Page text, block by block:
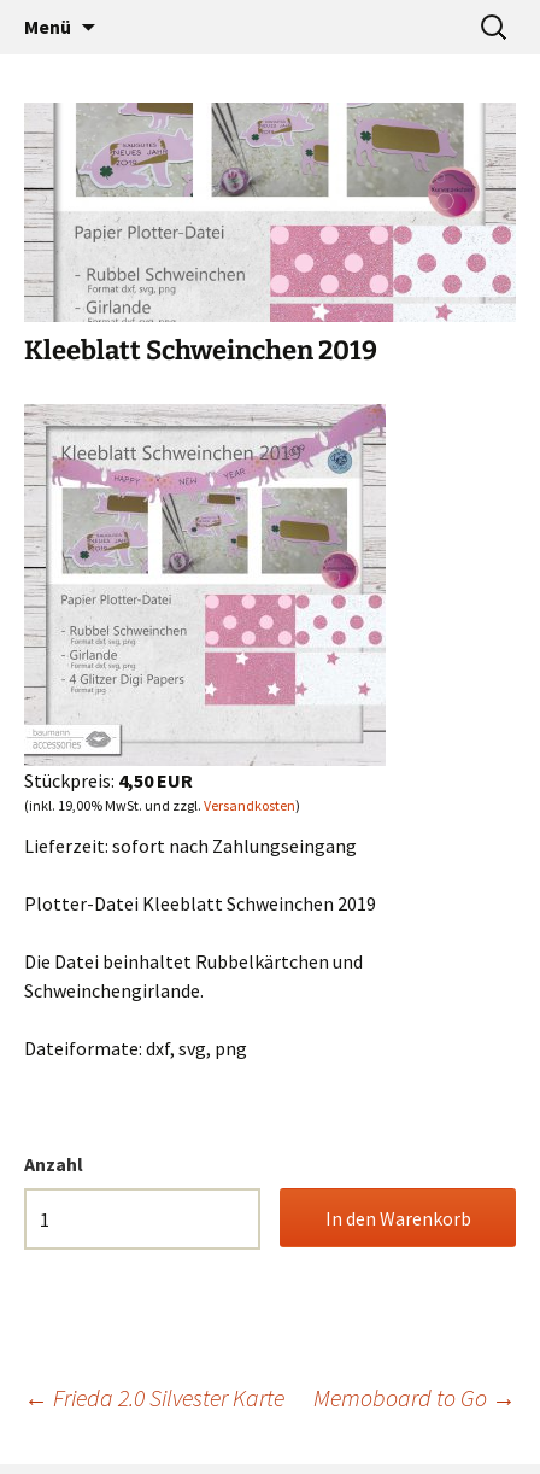
baumann-accessories
…a designers world
Menü
Suche
nach:
Kleeblatt Schweinchen 2019
Stückpreis: 4,50 EUR
(inkl. 19,00% MwSt. und zzgl. Versandkosten)
Lieferzeit: sofort nach Zahlungseingang
Plotter-Datei Kleeblatt Schweinchen 2019
Die Datei beinhaltet Rubbelkärtchen und
Schweinchengirlande.
Dateiformate: dxf, svg, png
Anzahl
Beitrags-
← Frieda 2.0 Silvester Karte Memoboard to Go →